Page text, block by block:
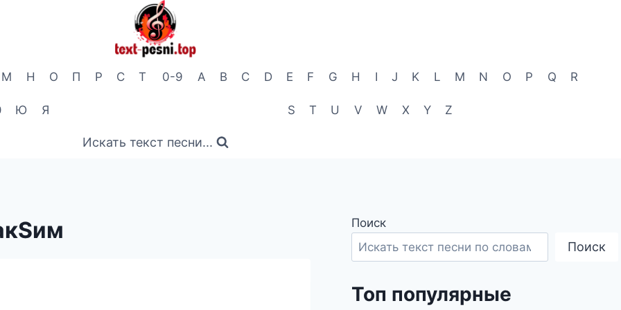
М Н О П Р С Т
Ю Я
0-9 A B C D E F G H I J K L M N O P Q R
S T U V W X Y Z
Искать текст песни...
Поиск
Поиск
Топ популярные